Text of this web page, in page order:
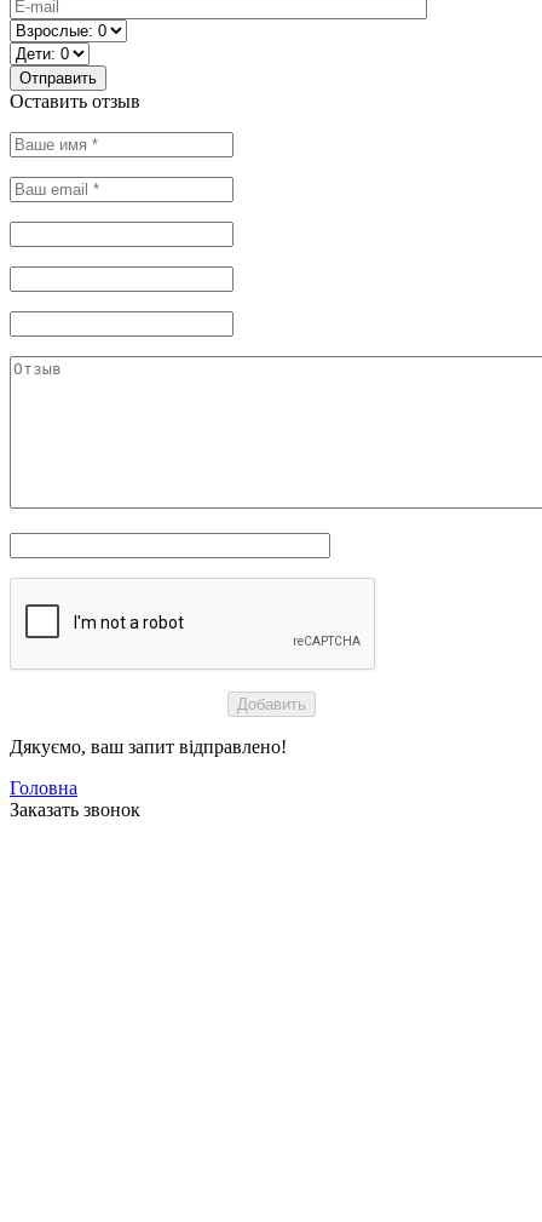
Оставить отзыв
Дякуємо, ваш запит відправлено!
Головна
Заказать звонок